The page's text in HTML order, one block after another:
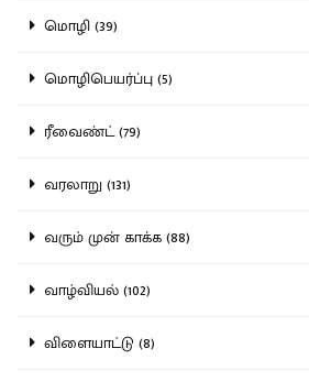
மொழி (39)
மொழிபெயர்ப்பு (5)
ரீவைண்ட் (79)
வரலாறு (131)
வரும் முன் காக்க (88)
வாழ்வியல் (102)
விளையாட்டு (8)